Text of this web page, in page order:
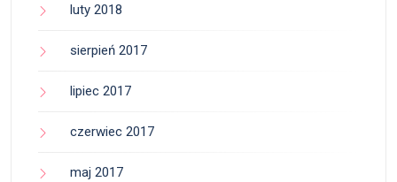
luty 2018
sierpień 2017
lipiec 2017
czerwiec 2017
maj 2017